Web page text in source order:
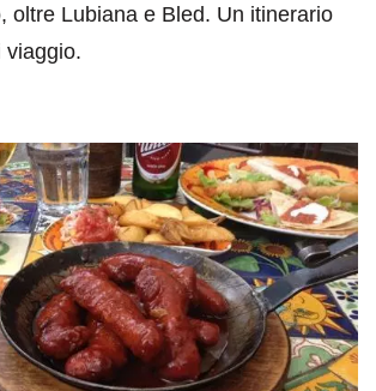
oltre Lubiana e Bled. Un itinerario
viaggio.